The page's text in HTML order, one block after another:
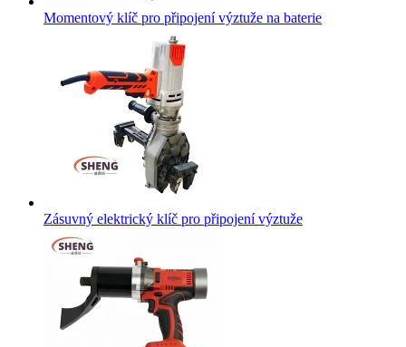
Momentový klíč pro připojení výztuže na baterie
Zásuvný elektrický klíč pro připojení výztuže